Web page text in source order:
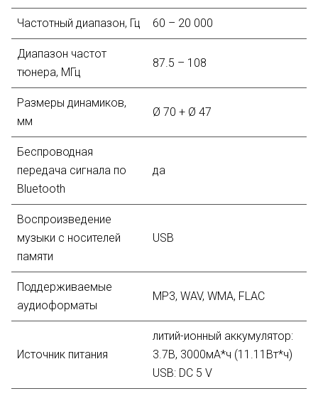
Частотный диапазон, Гц 60 – 20 000
Диапазон частот
тюнера, МГц
87.5 – 108
Размеры динамиков,
мм
Ø 70 + Ø 47
Беспроводная
передача сигнала по
Bluetooth
да
Воспроизведение
музыки с носителей
памяти
USB
Поддерживаемые
аудиоформаты
MP3, WAV, WMA, FLAC
Источник питания
литий-ионный aккумулятор:
3.7В, 3000мА*ч (11.11Вт*ч)
USB: DC 5 V